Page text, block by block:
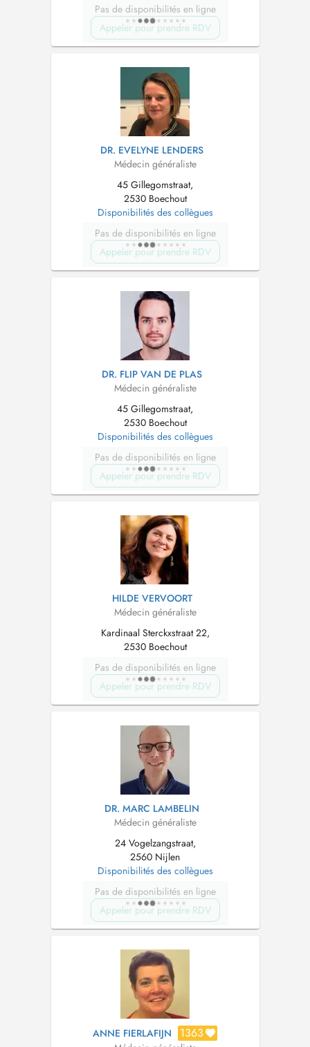
Pas de disponibilités en ligne
Appeler pour prendre RDV
DR. EVELYNE LENDERS
Médecin généraliste
45 Gillegomstraat,
2530 Boechout
Disponibilités des collègues
Pas de disponibilités en ligne
Appeler pour prendre RDV
DR. FLIP VAN DE PLAS
Médecin généraliste
45 Gillegomstraat,
2530 Boechout
Disponibilités des collègues
Pas de disponibilités en ligne
Appeler pour prendre RDV
HILDE VERVOORT
Médecin généraliste
Kardinaal Sterckxstraat 22,
2530 Boechout
Pas de disponibilités en ligne
Appeler pour prendre RDV
DR. MARC LAMBELIN
Médecin généraliste
24 Vogelzangstraat,
2560 Nijlen
Disponibilités des collègues
Pas de disponibilités en ligne
Appeler pour prendre RDV
ANNE FIERLAFIJN 1363